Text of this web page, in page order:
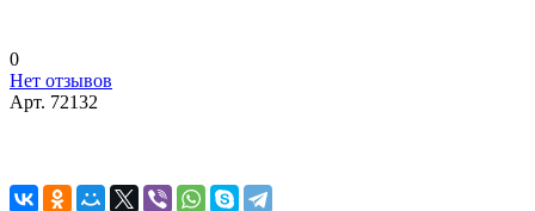
0
Нет отзывов
Арт. 72132